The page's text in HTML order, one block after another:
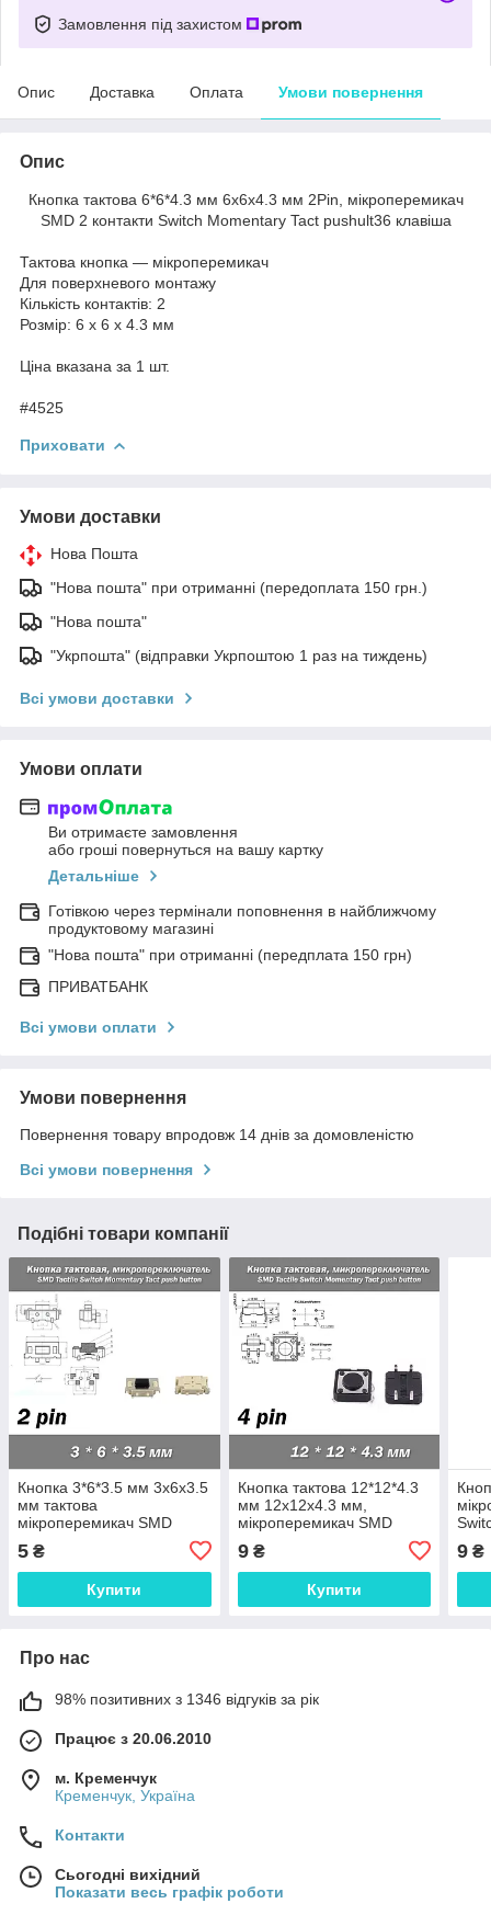
Замовлення під захистом
Опис Доставка Оплата Умови повернення
Опис
Кнопка тактова 6*6*4.3 мм 6х6х4.3 мм 2Pin, мікроперемикач
SMD 2 контакти Switch Momentary Tact pushult36 клавіша
Тактова кнопка — мікроперемикач
Для поверхневого монтажу
Кількість контактів: 2
Розмір: 6 x 6 x 4.3 мм
Ціна вказана за 1 шт.
#4525
Приховати
Умови доставки
Нова Пошта
"Нова пошта" при отриманні (передоплата 150 грн.)
"Нова пошта"
"Укрпошта" (відправки Укрпоштою 1 раз на тиждень)
Всі умови доставки
Умови оплати
Ви отримаєте замовлення
або гроші повернуться на вашу картку
Детальніше
Готівкою через термінали поповнення в найближчому
продуктовому магазині
"Нова пошта" при отриманні (передплата 150 грн)
ПРИВАТБАНК
Всі умови оплати
Умови повернення
Повернення товару впродовж 14 днів за домовленістю
Всі умови повернення
Подібні товари компанії
Кнопка 3*6*3.5 мм 3x6x3.5
мм тактова
мікроперемикач SMD
pushult36 клавіша
5 ₴
Купити
Кнопка тактова 12*12*4.3
мм 12х12х4.3 мм,
мікроперемикач SMD
pushult36 клавіша
9₴
Купити
9 ₴
Про нас
98% позитивних з 1346 відгуків за рік
Працює з 20.06.2010
м. Кременчук
Кременчук, Україна
Контакти
Сьогодні вихідний
Показати весь графік роботи